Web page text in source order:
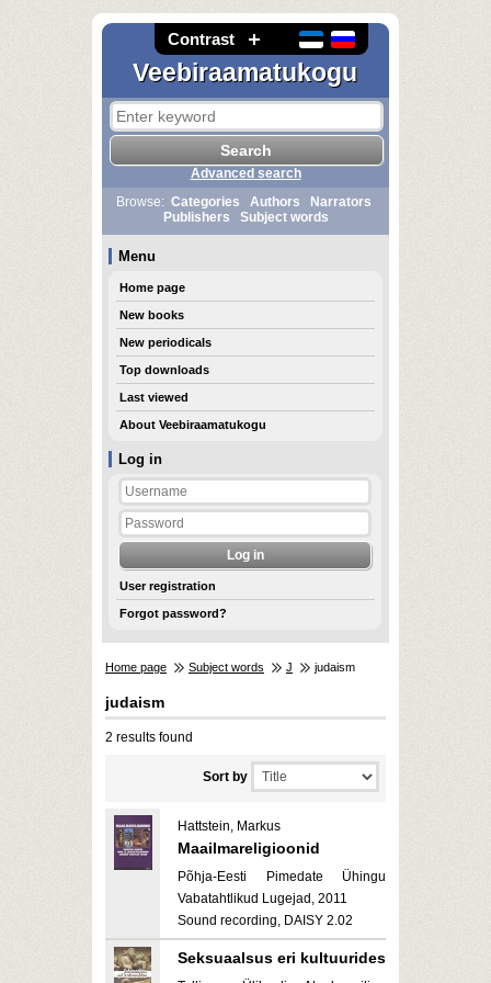
Contrast
Veebiraamatukogu
Log in
User registration
Forgot password?
Advanced search
Browse: Categories Authors
Narrators
Publishers
Subject words
Menu
Home page
New books
New periodicals
Top downloads
Last viewed
About Veebiraamatukogu
Home page Subject words J judaism
judaism
2 results found
Sort by
Hattstein, Markus
Maailmareligioonid
Põhja-Eesti Pimedate Ühingu
Vabatahtlikud Lugejad, 2011
Sound recording, DAISY 2.02
Seksuaalsus eri kultuurides